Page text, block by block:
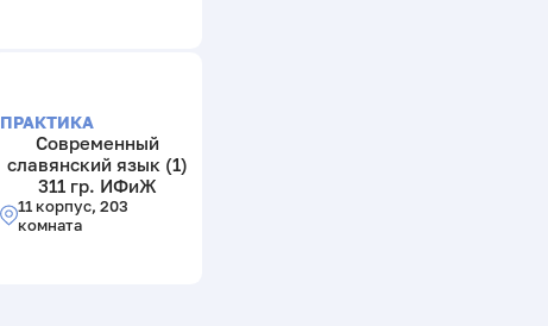
ПРАКТИКА
Современный
славянский язык (1)
311 гр. ИФиЖ
11 корпус, 203
комната